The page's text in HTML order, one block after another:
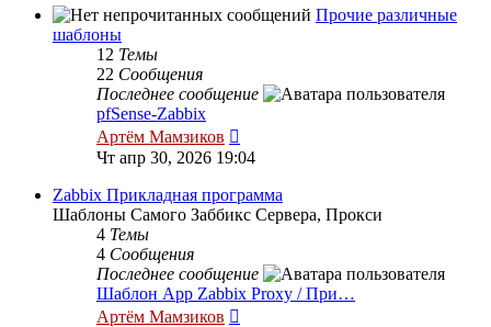
сообщениюПрочие различные
шаблоны
12 Темы
22 Сообщения
Последнее сообщение
pfSense-Zabbix
Артём Мамзиков
к
сообщению
Чт апр 30, 2026 19:04
Zabbix Прикладная программа
Шаблоны Самого Заббикс Сервера, Прокси
4 Темы
4 Сообщения
Последнее сообщение
Шаблон App Zabbix Proxy / При…
Артём Мамзиков